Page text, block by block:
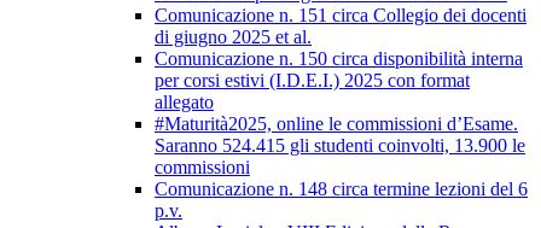
Comunicazione n. 151 circa Collegio dei docenti
di giugno 2025 et al.
Comunicazione n. 150 circa disponibilità interna
per corsi estivi (I.D.E.I.) 2025 con format
allegato
#Maturità2025, online le commissioni d’Esame.
Saranno 524.415 gli studenti coinvolti, 13.900 le
commissioni
Comunicazione n. 148 circa termine lezioni del 6
p.v.